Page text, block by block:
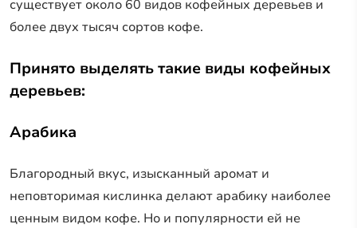
существует около 60 видов кофейных деревьев и
более двух тысяч сортов кофе.
Принято выделять такие виды кофейных
деревьев:
Арабика
Благородный вкус, изысканный аромат и
неповторимая кислинка делают арабику наиболее
ценным видом кофе. Но и популярности ей не